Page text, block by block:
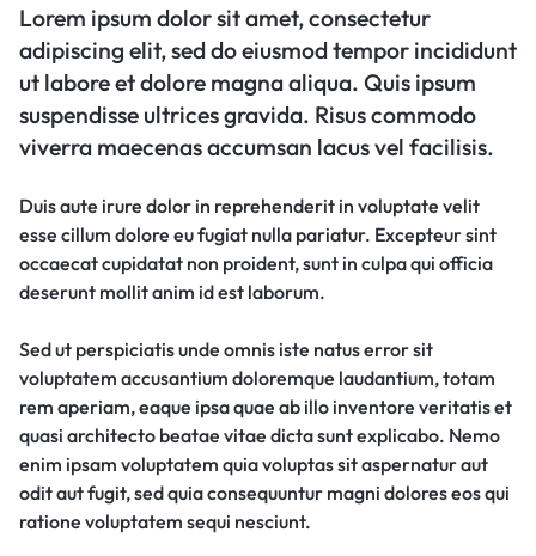
Lorem ipsum dolor sit amet, consectetur
adipiscing elit, sed do eiusmod tempor incididunt
ut labore et dolore magna aliqua. Quis ipsum
suspendisse ultrices gravida. Risus commodo
viverra maecenas accumsan lacus vel facilisis.
Duis aute irure dolor in reprehenderit in voluptate velit
esse cillum dolore eu fugiat nulla pariatur. Excepteur sint
occaecat cupidatat non proident, sunt in culpa qui officia
deserunt mollit anim id est laborum.
Sed ut perspiciatis unde omnis iste natus error sit
voluptatem accusantium doloremque laudantium, totam
rem aperiam, eaque ipsa quae ab illo inventore veritatis et
quasi architecto beatae vitae dicta sunt explicabo. Nemo
enim ipsam voluptatem quia voluptas sit aspernatur aut
odit aut fugit, sed quia consequuntur magni dolores eos qui
ratione voluptatem sequi nesciunt.